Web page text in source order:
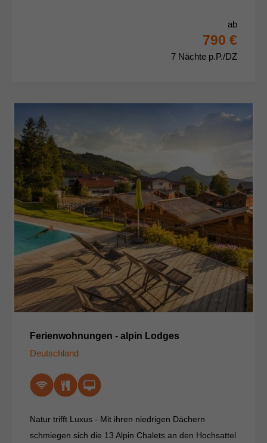
ab
790 €
7 Nächte p.P./DZ
Ferienwohnungen - alpin Lodges
Deutschland
Natur trifft Luxus - Mit ihren niedrigen Dächern
schmiegen sich die 13 Alpin Chalets an den Hochsattel